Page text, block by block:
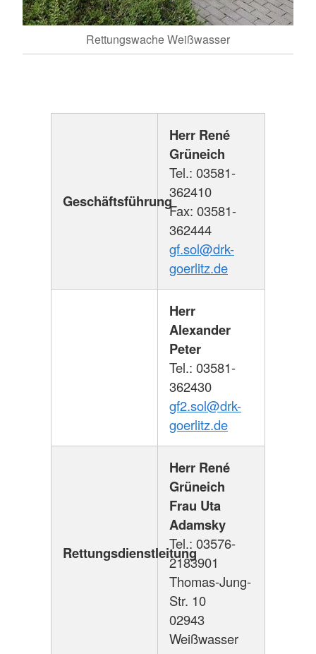
Rettungswache Weißwasser
Geschäftsführung
Herr René
Grüneich
Tel.: 03581-
362410
Fax: 03581-
362444
gf.sol@drk-
goerlitz.de
Herr
Alexander
Peter
Tel.: 03581-
362430
gf2.sol@drk-
goerlitz.de
Rettungsdienstleitung
Herr René
Grüneich
Frau Uta
Adamsky
Tel.: 03576-
2183901
Thomas-Jung-
Str. 10
02943
Weißwasser